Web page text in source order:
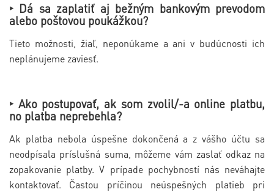
‣ Dá sa zaplatiť aj bežným bankovým prevodom
alebo poštovou poukážkou?
Tieto možnosti, žiaľ, neponúkame a ani v budúcnosti ich
neplánujeme zaviesť.
‣ Ako postupovať, ak som zvolil/-a online platbu,
no platba neprebehla?
Ak platba nebola úspešne dokončená a z vášho účtu sa
neodpísala príslušná suma, môžeme vám zaslať odkaz na
zopakovanie platby. V prípade pochybností nás neváhajte
kontaktovať. Častou príčinou neúspešných platieb pri